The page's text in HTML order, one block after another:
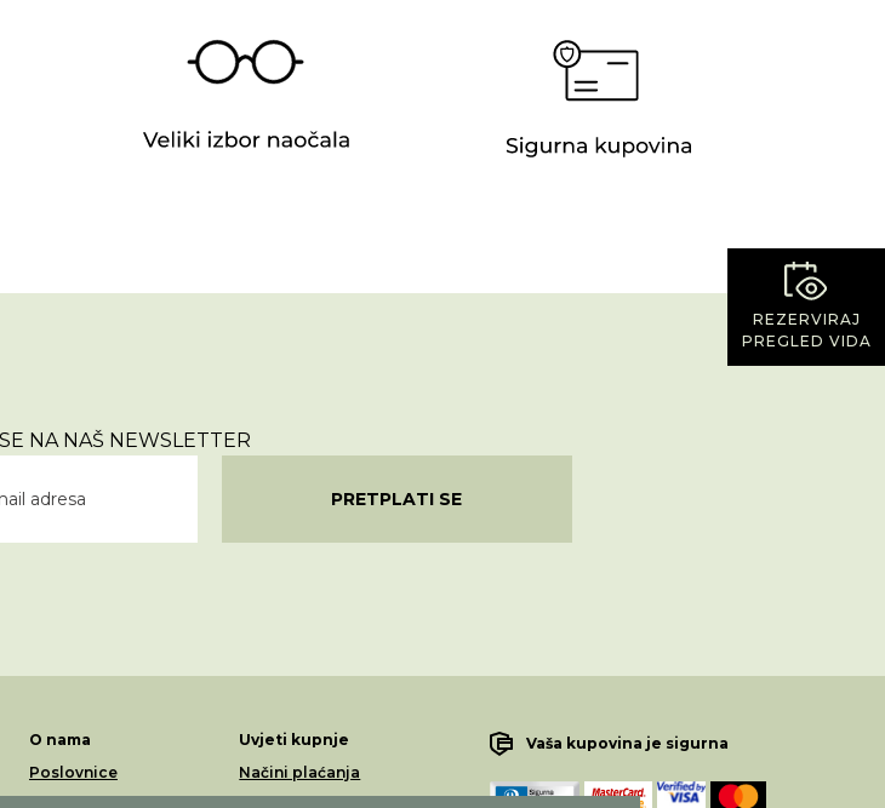
REZERVIRAJ
PREGLED VIDA
NA NAŠ NEWSLETTER
PRETPLATI SE
O nama
Poslovnice
Uvjeti kupnje
Načini plaćanja
Vaša kupovina je sigurna